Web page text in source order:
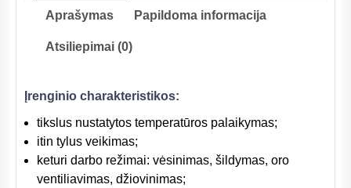
Aprašymas Papildoma informacija
Atsiliepimai (0)
Įrenginio charakteristikos:
tikslus nustatytos temperatūros palaikymas;
itin tylus veikimas;
keturi darbo režimai: vėsinimas, šildymas, oro
ventiliavimas, džiovinimas;